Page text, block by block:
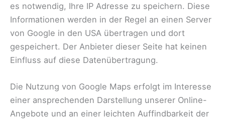
es notwendig, Ihre IP Adresse zu speichern. Diese
Informationen werden in der Regel an einen Server
von Google in den USA übertragen und dort
gespeichert. Der Anbieter dieser Seite hat keinen
Einfluss auf diese Datenübertragung.
Die Nutzung von Google Maps erfolgt im Interesse
einer ansprechenden Darstellung unserer Online-
Angebote und an einer leichten Auffindbarkeit der